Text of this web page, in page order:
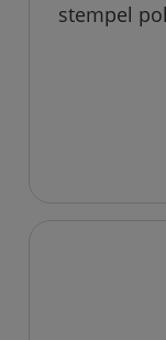
stempel